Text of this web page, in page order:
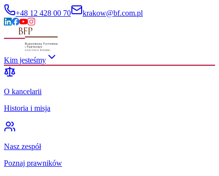
+48 12 428 00 70 krakow@bf.com.pl
Kim jesteśmy
O kancelarii
Historia i misja
Nasz zespół
Poznaj prawników